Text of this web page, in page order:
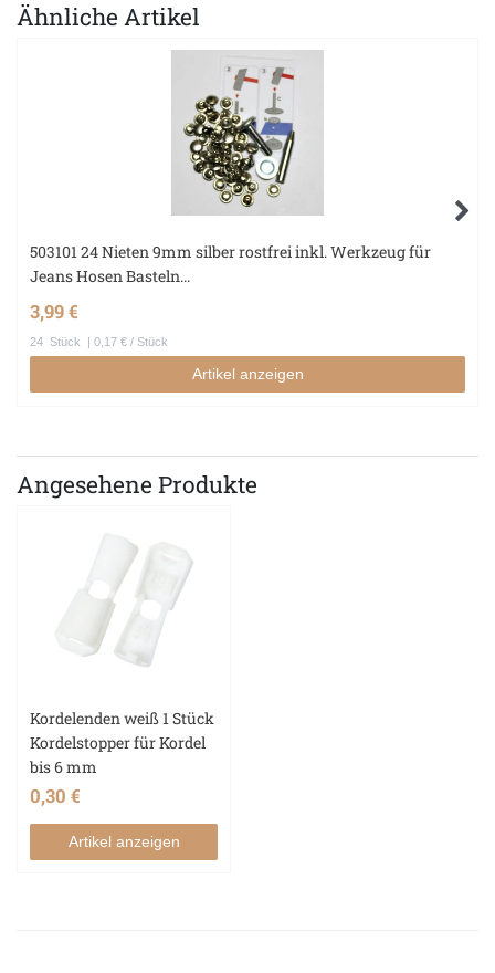
Ähnliche Artikel
503101 24 Nieten 9mm silber rostfrei inkl. Werkzeug für
Jeans Hosen Basteln...
3,99 €
24 Stück | 0,17 € / Stück
Artikel anzeigen
Angesehene Produkte
Kordelenden weiß 1 Stück
Kordelstopper für Kordel
bis 6 mm
0,30 €
Artikel anzeigen